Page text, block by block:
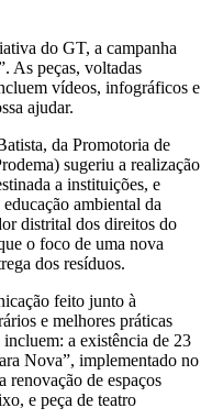
do GT, a campanha
As peças, voltadas
vídeos, infográficos e
ajudar.
da Promotoria de
sugeriu a realização
a instituições, e
ambiental da
distrital dos direitos do
o foco de uma nova
dos resíduos.
feito junto à
e melhores práticas
a existência de 23
Nova”, implementado no
renovação de espaços
e peça de teatro